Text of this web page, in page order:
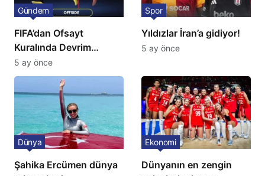
FIFA’dan Ofsayt
Kuralında Devrim
Niteliğinde Onay
Gündem
5 ay önce
Yıldızlar İran’a gidiyor!
Spor
5 ay önce
Şahika Ercümen dünya
Dünya
Dünyanın en zengin
Ekonomi